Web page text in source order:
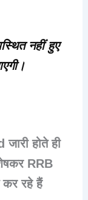
नहीं हुए
होते ही
RRB
रहे हैं